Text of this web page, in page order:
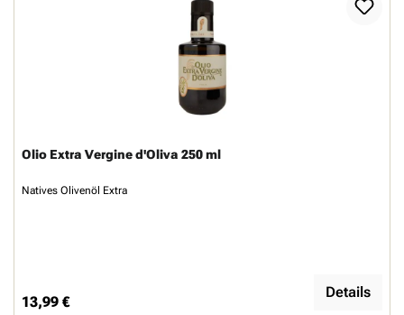
Olio Extra Vergine d'Oliva 250 ml
Natives Olivenöl Extra
Regulärer Preis:
13,99 €
Details